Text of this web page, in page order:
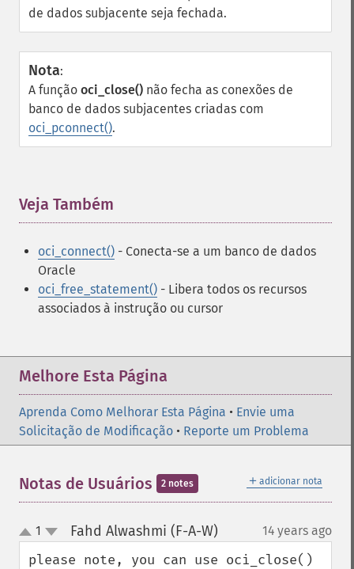
de dados subjacente seja fechada.
Nota:
A função oci_close() não fecha as conexões de
banco de dados subjacentes criadas com
oci_pconnect().
Veja Também
oci_connect() - Conecta-se a um banco de dados
Oracle
oci_free_statement() - Libera todos os recursos
associados à instrução ou cursor
Melhore Esta Página
Aprenda Como Melhorar Esta Página • Envie uma
Solicitação de Modificação • Reporte um Problema
＋ adicionar nota
Notas de Usuários 2 notes
up
down
1 Fahd Alwashmi (F-A-W) 14 years ago
please note, you can use oci_close()